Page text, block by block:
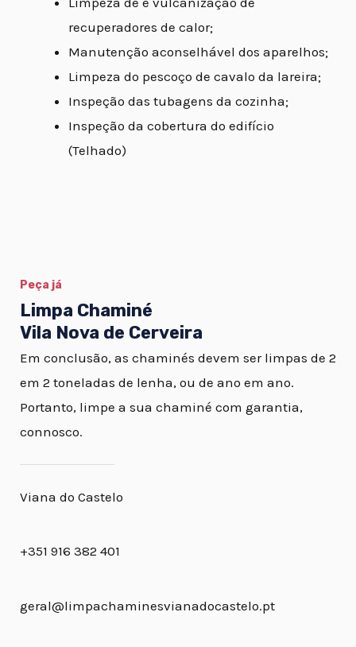
recuperadores de calor;
Manutenção aconselhável dos aparelhos;
Limpeza do pescoço de cavalo da lareira;
Inspeção das tubagens da cozinha;
Inspeção da cobertura do edifício
(Telhado)
Peça já
Limpa Chaminé
Vila Nova de Cerveira
Em conclusão, as chaminés devem ser limpas de 2
em 2 toneladas de lenha, ou de ano em ano.
Portanto, limpe a sua chaminé com garantia,
connosco.
Viana do Castelo
+351 916 382 401
geral@limpachaminesvianadocastelo.pt